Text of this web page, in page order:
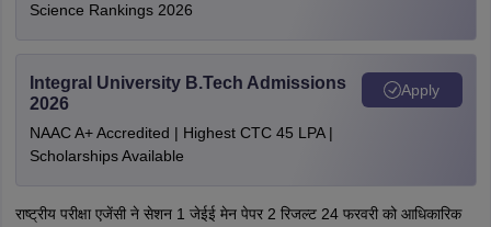
Science Rankings 2026
Integral University B.Tech Admissions
2026
NAAC A+ Accredited | Highest CTC 45 LPA |
Scholarships Available
Apply
राष्ट्रीय परीक्षा एजेंसी ने सेशन 1 जेईई मेन पेपर 2 रिजल्ट 24 फरवरी को आधिकारिक